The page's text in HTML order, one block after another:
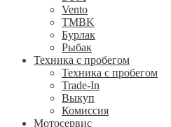
Vento
TMBK
Бурлак
Рыбак
Техника с пробегом
Техника с пробегом
Trade-In
Выкуп
Комиссия
Мотосервис